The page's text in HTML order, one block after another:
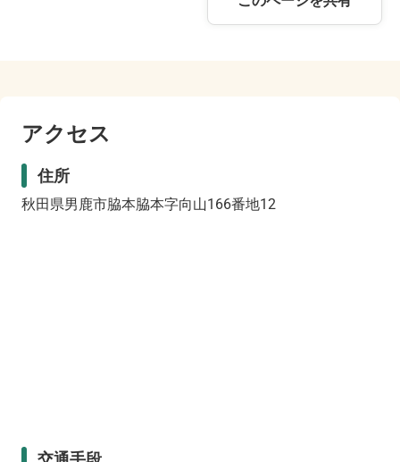
アクセス
住所
秋田県男鹿市脇本脇本字向山166番地12